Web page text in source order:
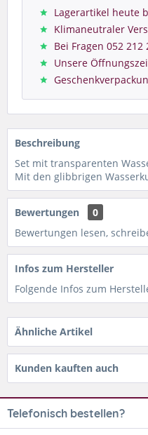
Lagerartikel heute
Klimaneutraler
Bei Fragen 052 212
Unsere
Beschreibung
Set mit transparenten
Mit den glibbrigen
Bewertungen
0
Bewertungen lesen,
Infos zum Hersteller
Folgende Infos zum
Ähnliche Artikel
Kunden kauften auch
Telefonisch bestellen?